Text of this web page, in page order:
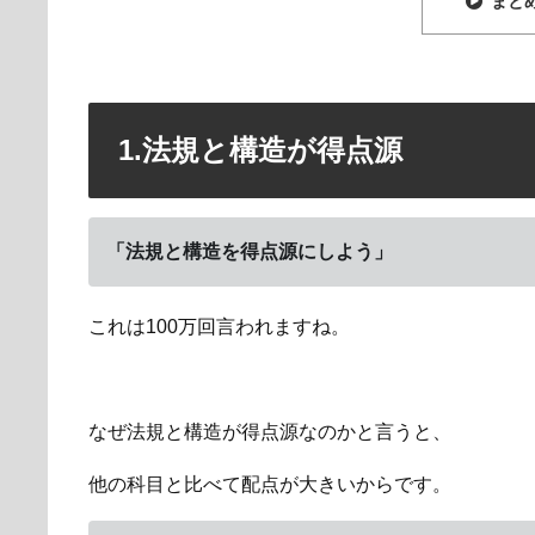
1.法規と構造が得点源
「法規と構造を得点源にしよう」
これは100万回言われますね。
なぜ法規と構造が得点源なのかと言うと、
他の科目と比べて配点が大きいからです。